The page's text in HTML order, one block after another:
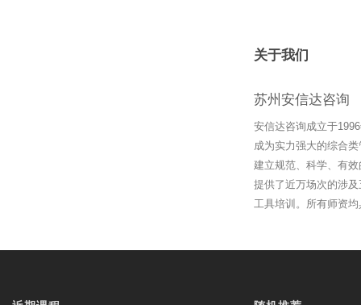
关于我们
苏州安信达咨询
安信达咨询成立于
成为实力强大的综合
建立规范、科学、有
提供了近万场次的涉
工具培训。所有师资